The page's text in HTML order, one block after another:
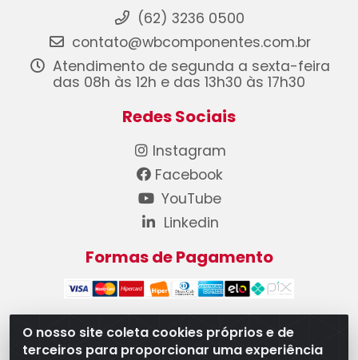
O nosso site coleta cookies próprios e de
terceiros para proporcionar uma experiência
(62) 3236 0500
contato@wbcomponentes.com.br
Atendimento de segunda a sexta-feira
das 08h às 12h e das 13h30 às 17h30
Redes Sociais
Instagram
Facebook
YouTube
Linkedin
Formas de Pagamento
WB Componentes Automotivos LTDA - CNPJ